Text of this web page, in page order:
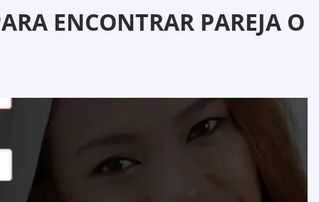
ENCONTRAR PAREJA O